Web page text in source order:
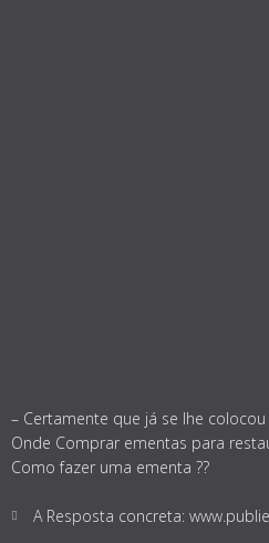
– Certamente que já se lhe
Onde Comprar ementas para
Como fazer uma ementa ??
A Resposta concreta: